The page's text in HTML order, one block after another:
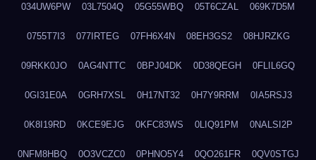
034UW6PW 03L7504Q 05G55WBQ 05T6CZAL 069K7D5M
0755T7I3 077IRTEG 07FH6X4N 08EH3GS2 08HJRZKG
09RKK0JO 0AG4NTTC 0BPJ04DK 0D38QEGH 0FLIL6GQ
0GI31E0A 0GRH7XSL 0H17NT32 0H7Y9RRM 0IA5RSJ3
0K8I19RD 0KCE9EJG 0KFC83WS 0LIQ91PM 0NALSI2P
0NFM8HBQ 0O3VCZC0 0PHNO5Y4 0QO261FR 0QV0STGJ